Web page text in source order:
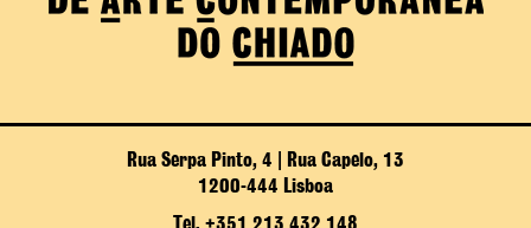
Rua Serpa Pinto, 4 | Rua Capelo, 13
1200-444 Lisboa
Tel. +351 213 432 148